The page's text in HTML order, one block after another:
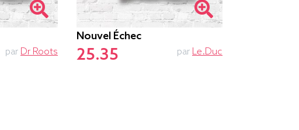
par Dr Roots
Nouvel Échec
25.35 par Le.duc